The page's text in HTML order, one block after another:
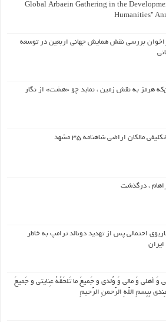
Global Arbaein Gathering in the
Humanities”
بررسی نقش همایش جهانی اربعین در توسعه
هرمز به نقش زمین ، نماید چو «هشت» از نگار
مالکان اراضی شاهنامه ۳۵ مشهد
، درگذشت
احتمالی پس از تهدید دونالد ترامپ به خاطر
ایران
وَ أهلی وَ مالی وَ وُلدی و جَمیعَ ما تَلحَقُهُ عِنایتی و جَمیعَ
بِبِسمِ اللّهِ الرَّحمنِ الرَّحیمِ